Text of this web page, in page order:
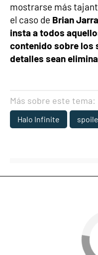
mostrarse más
el caso de Brian
insta a todos
contenido sobre los
detalles sean
Más sobre este tema:
Halo Infinite